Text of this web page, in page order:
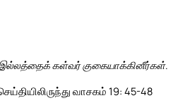
கள்வர் குகையாக்கினீர்கள்.
வாசகம் 19: 45-48